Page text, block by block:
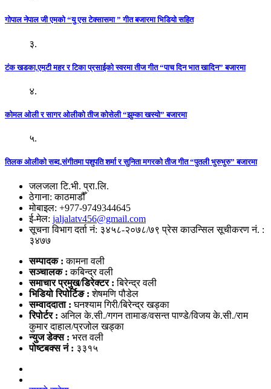
गोपाल नेपाल जी एमको “यु एस टेक्सासमा ” गीत बजारमा भिडियो सहित
३.
टंक खडका,एमटी महर र टिका प्रसाईको स्वरमा तीज गीत “पाच दिन भात खादिन” बजारमा
४.
कोमल ओली र सागर ओलीको तीज कोसेली “झुम्का खस्यो” बजारमा
५.
तिलक ओलीको सब्द,संगीतमा पशुपति शर्मा र सुनिता मगरको तीज गीत “पुतली भुरुभुरु” बजारमा
जलजला टि.भी. प्रा.लि.
ठेगाना: काठमाडौँ
मोबाइल: +977-9749344645
ई-मेल: jaljalatv456@gmail.com
सूचना विभाग दर्ता नं: ३४५८-२०७८/७९ प्रेस काउन्सिल सूचीकरण नं. :
३४७७
सम्पादक :कामना वली
सञ्‍चालक : कबिन्द्र वली
समाचार प्रमुख/डिरेक्टर :बिरेन्द्र वली
भिडियो रिपोर्टिङ : शेषमणि पौडेल
सम्वाददाता :घनश्याम गिरी/बिरेन्द्र खड्का
रिपोर्टर : अनिल के.सी./गगन तामाङ/वसन्त पाण्डे/विजय के.सी./राम
कुमार दाहाल/प्रजोल खड्का
न्युज डेक्स : भरत वली
पोष्‍टबक्स नं : ३३१५